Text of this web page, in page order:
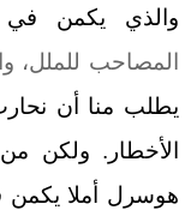
والذي يكمن في
المصاحب للملل،
يطلب منا أن
الأخطار. ولكن
هوسرل أملا يكمن